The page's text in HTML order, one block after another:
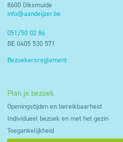
8600 Diksmuide
info@aandeijzer.be
051/50 02 86
BE 0405 530 571
Bezoekersreglement
Plan je bezoek
Openingstijden en bereikbaarheid
Individueel bezoek en met het gezin
Toegankelijkheid